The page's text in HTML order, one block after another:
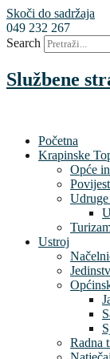
Skoči do sadržaja
049 232 267
Search
Službene
Početna
Krapinske
Opće
Povijest
Ustroj
Radna